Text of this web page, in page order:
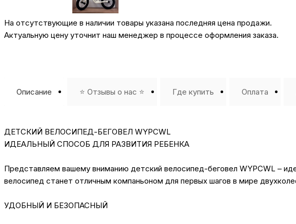
На отсутствующие в наличии товары указана последняя цена продажи.
Актуальную цену уточнит наш менеджер в процессе оформления заказа.
Описание ⭐️ Отзывы о нас ⭐️ Где купить Оплата
ДЕТСКИЙ ВЕЛОСИПЕД-БЕГОВЕЛ WYPCWL
ИДЕАЛЬНЫЙ СПОСОБ ДЛЯ РАЗВИТИЯ РЕБЕНКА
Представляем вашему вниманию детский велосипед-беговел WYPCWL –
велосипед станет отличным компаньоном для первых шагов в мире
УДОБНЫЙ И БЕЗОПАСНЫЙ